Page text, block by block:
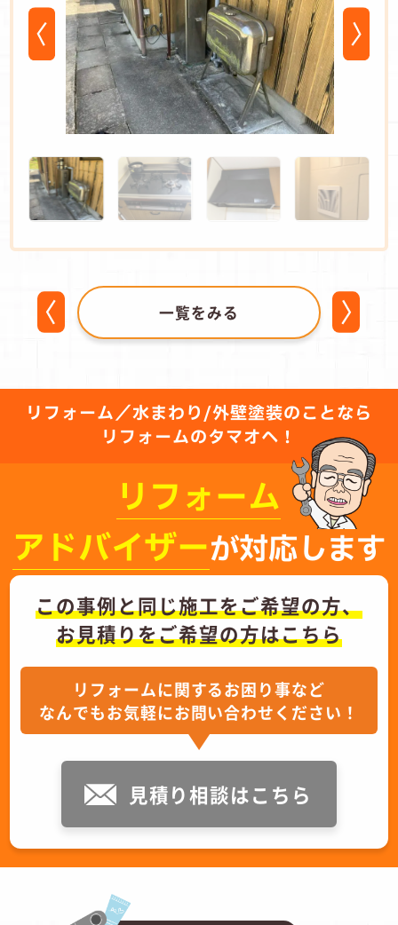
一覧をみる
リフォーム／水まわり/外壁塗装のことなら
リフォームのタマオへ！
リフォーム
アドバイザーが対応します
この事例と同じ施工をご希望の方、
お見積りをご希望の方はこちら
リフォームに関するお困り事など
なんでもお気軽にお問い合わせください！
見積り相談はこちら